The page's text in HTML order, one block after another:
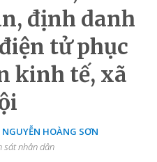
định danh
tử phục
kinh tế, xã
HOÀNG SƠN
sát nhân dân